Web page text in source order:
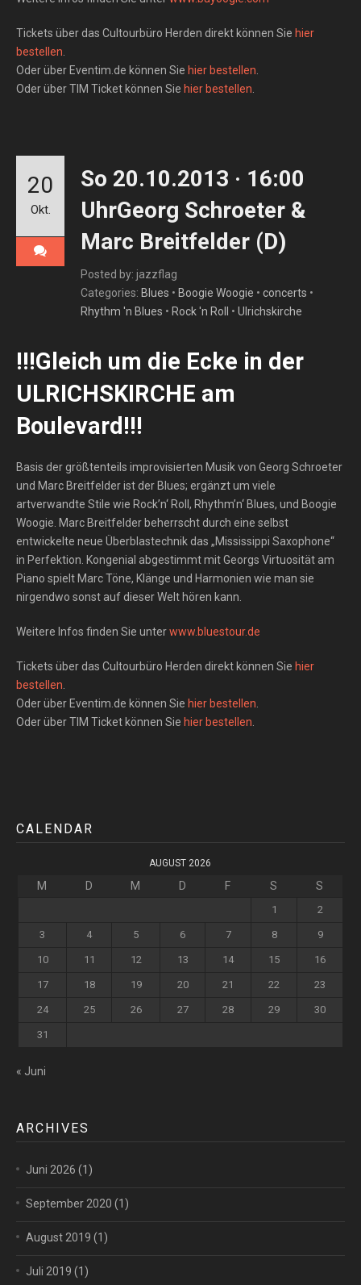
Tickets über das Cultourbüro Herden direkt können Sie hier
bestellen
Oder über Eventim.de können Sie hier bestellen
Oder über TIM Ticket können Sie hier bestellen
So 20.10.2013 · 16:00
UhrGeorg Schroeter &
Marc Breitfelder (D)
Posted by: jazzflag
Categories: Blues • Boogie Woogie • concerts •
Rhythm 'n Blues • Rock 'n Roll • Ulrichskirche
20
Okt.
!!!Gleich um die Ecke in der
ULRICHSKIRCHE am
Boulevard!!!
Basis der größtenteils improvisierten Musik von Georg Schroeter
und Marc Breitfelder ist der Blues; ergänzt um viele
artverwandte Stile wie Rock’n‘ Roll, Rhythm’n‘ Blues, und Boogie
Woogie. Marc Breitfelder beherrscht durch eine selbst
entwickelte neue Überblastechnik das „Mississippi Saxophone“
in Perfektion. Kongenial abgestimmt mit Georgs Virtuosität am
Piano spielt Marc Töne, Klänge und Harmonien wie man sie
nirgendwo sonst auf dieser Welt hören kann.
Weitere Infos finden Sie unterwww.bluestour.de
Tickets über das Cultourbüro Herden direkt können Sie hier
bestellen
Oder über Eventim.de können Sie hier bestellen
Oder über TIM Ticket können Sie hier bestellen
CALENDAR
AUGUST 2026
M D M D F S S
1 2
3 4 5 6 7 8 9
10 11 12 13 14 15 16
17 18 19 20 21 22 23
24 25 26 27 28 29 30
31
« Juni
ARCHIVES
Juni 2026 (1)
September 2020 (1)
August 2019 (1)
Juli 2019 (1)